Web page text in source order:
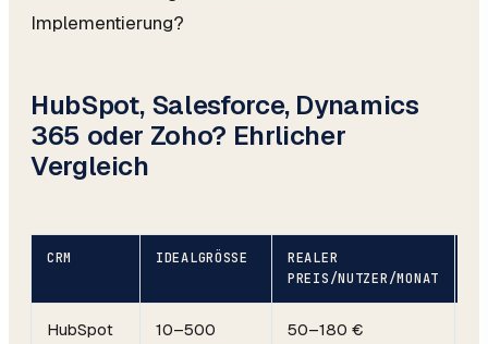
Implementierung?
HubSpot, Salesforce, Dynamics
365 oder Zoho? Ehrlicher
Vergleich
CRM IDEALGRÖSSE
REALER
PREIS/NUTZER/MONAT
HubSpot
10–500
50–180 €